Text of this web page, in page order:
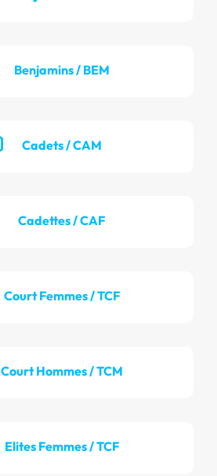
Benjamins / BEM
Cadets / CAM
Cadettes / CAF
Court Femmes / TCF
Court Hommes / TCM
Elites Femmes / TCF